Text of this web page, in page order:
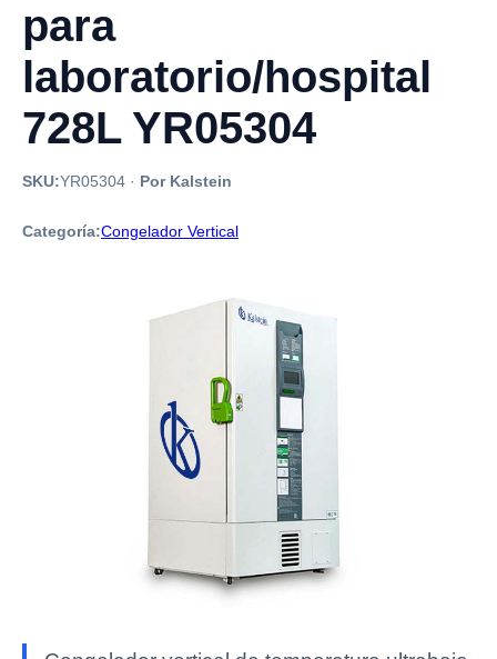
para
laboratorio/hospital
728L YR05304
SKU:YR05304 · Por Kalstein
Categoría:Congelador Vertical